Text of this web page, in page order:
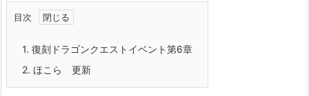
目次
1. 復刻ドラゴンクエストイベント第6章
2. ほこら 更新